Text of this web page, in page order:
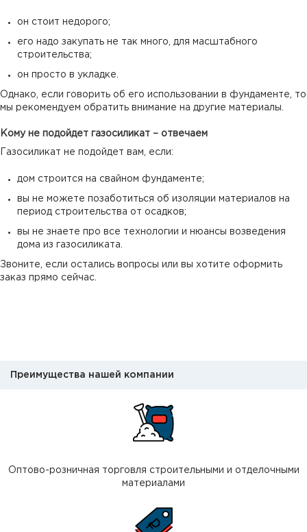
он стоит недорого;
его надо закупать не так много, для масштабного
строительства;
он просто в укладке.
Однако, если говорить об его использовании в фундаменте, то
мы рекомендуем обратить внимание на другие материалы.
Кому не подойдет газосиликат – отвечаем
Газосиликат не подойдет вам, если:
дом строится на свайном фундаменте;
вы не можете позаботиться об изоляции материалов на
период строительства от осадков;
вы не знаете про все технологии и нюансы возведения
дома из газосиликата.
Звоните, если остались вопросы или вы хотите оформить
заказ прямо сейчас.
Преимущества нашей компании
Оптово-розничная торговля строительными и отделочными
материалами